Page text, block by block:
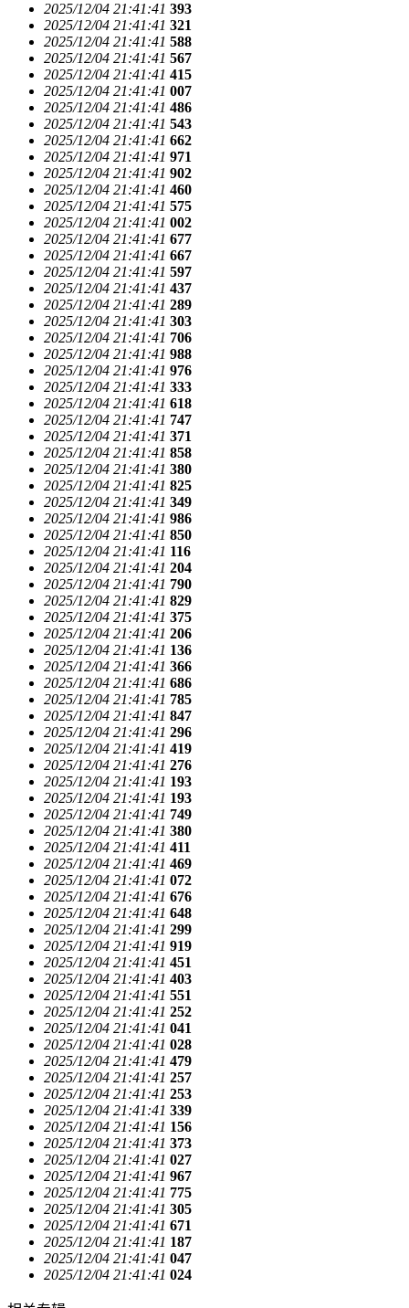
2025/12/04 21:41:41 393
2025/12/04 21:41:41 321
2025/12/04 21:41:41 588
2025/12/04 21:41:41 567
2025/12/04 21:41:41 415
2025/12/04 21:41:41 007
2025/12/04 21:41:41 486
2025/12/04 21:41:41 543
2025/12/04 21:41:41 662
2025/12/04 21:41:41 971
2025/12/04 21:41:41 902
2025/12/04 21:41:41 460
2025/12/04 21:41:41 575
2025/12/04 21:41:41 002
2025/12/04 21:41:41 677
2025/12/04 21:41:41 667
2025/12/04 21:41:41 597
2025/12/04 21:41:41 437
2025/12/04 21:41:41 289
2025/12/04 21:41:41 303
2025/12/04 21:41:41 706
2025/12/04 21:41:41 988
2025/12/04 21:41:41 976
2025/12/04 21:41:41 333
2025/12/04 21:41:41 618
2025/12/04 21:41:41 747
2025/12/04 21:41:41 371
2025/12/04 21:41:41 858
2025/12/04 21:41:41 380
2025/12/04 21:41:41 825
2025/12/04 21:41:41 349
2025/12/04 21:41:41 986
2025/12/04 21:41:41 850
2025/12/04 21:41:41 116
2025/12/04 21:41:41 204
2025/12/04 21:41:41 790
2025/12/04 21:41:41 829
2025/12/04 21:41:41 375
2025/12/04 21:41:41 206
2025/12/04 21:41:41 136
2025/12/04 21:41:41 366
2025/12/04 21:41:41 686
2025/12/04 21:41:41 785
2025/12/04 21:41:41 847
2025/12/04 21:41:41 296
2025/12/04 21:41:41 419
2025/12/04 21:41:41 276
2025/12/04 21:41:41 193
2025/12/04 21:41:41 193
2025/12/04 21:41:41 749
2025/12/04 21:41:41 380
2025/12/04 21:41:41 411
2025/12/04 21:41:41 469
2025/12/04 21:41:41 072
2025/12/04 21:41:41 676
2025/12/04 21:41:41 648
2025/12/04 21:41:41 299
2025/12/04 21:41:41 919
2025/12/04 21:41:41 451
2025/12/04 21:41:41 403
2025/12/04 21:41:41 551
2025/12/04 21:41:41 252
2025/12/04 21:41:41 041
2025/12/04 21:41:41 028
2025/12/04 21:41:41 479
2025/12/04 21:41:41 257
2025/12/04 21:41:41 253
2025/12/04 21:41:41 339
2025/12/04 21:41:41 156
2025/12/04 21:41:41 373
2025/12/04 21:41:41 027
2025/12/04 21:41:41 967
2025/12/04 21:41:41 775
2025/12/04 21:41:41 305
2025/12/04 21:41:41 671
2025/12/04 21:41:41 187
2025/12/04 21:41:41 047
2025/12/04 21:41:41 024